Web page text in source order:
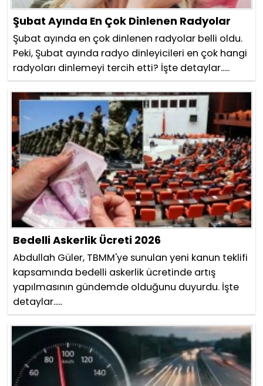
Şubat Ayında En Çok Dinlenen Radyolar
Şubat ayında en çok dinlenen radyolar belli oldu.
Peki, Şubat ayında radyo dinleyicileri en çok hangi
radyoları dinlemeyi tercih etti? İşte detaylar.....
Bedelli Askerlik Ücreti 2026
Abdullah Güler, TBMM'ye sunulan yeni kanun teklifi
kapsamında bedelli askerlik ücretinde artış
yapılmasının gündemde olduğunu duyurdu. İşte
detaylar.....